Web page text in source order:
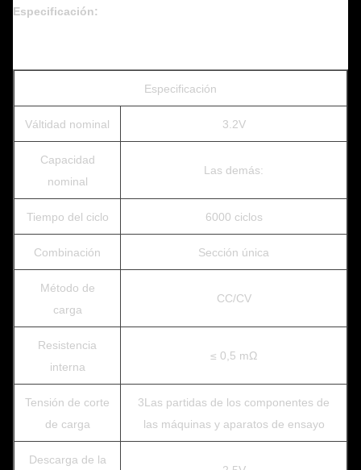
Especificación:
Especificación
Válti­dad nominal 3.2V
Capacidad
nominal
Las demás:
Tiempo del ciclo 6000 ciclos
Combinación Sección única
Método de
carga
CC/CV
Resistencia
interna
≤ 0,5 mΩ
Tensión de corte
de carga
3Las partidas de los componentes de
las máquinas y aparatos de ensayo
Descarga de la